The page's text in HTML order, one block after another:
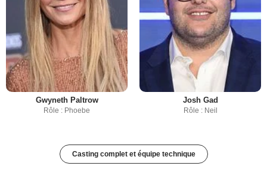
Gwyneth Paltrow
Rôle : Phoebe
Josh Gad
Rôle : Neil
Casting complet et équipe technique